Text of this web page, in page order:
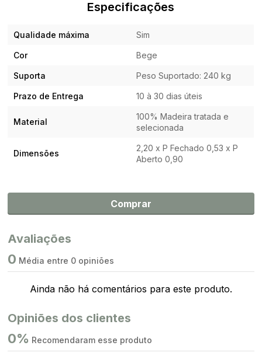
Especificações
Qualidade máxima Sim
Cor Bege
Suporta Peso Suportado: 240 kg
Prazo de Entrega 10 à 30 dias úteis
Material
100% Madeira tratada e
selecionada
Dimensões
2,20 x P Fechado 0,53 x P
Aberto 0,90
Comprar
Avaliações
0 Média entre 0 opiniões
Ainda não há comentários para este produto.
Opiniões dos clientes
0% Recomendaram esse produto